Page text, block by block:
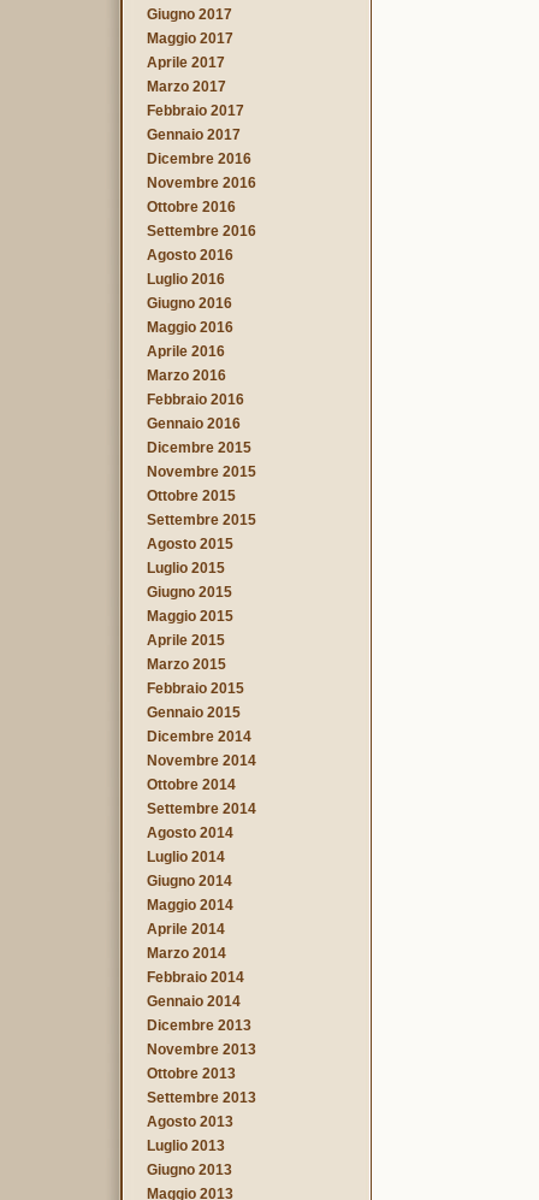
Giugno 2017
Maggio 2017
Aprile 2017
Marzo 2017
Febbraio 2017
Gennaio 2017
Dicembre 2016
Novembre 2016
Ottobre 2016
Settembre 2016
Agosto 2016
Luglio 2016
Giugno 2016
Maggio 2016
Aprile 2016
Marzo 2016
Febbraio 2016
Gennaio 2016
Dicembre 2015
Novembre 2015
Ottobre 2015
Settembre 2015
Agosto 2015
Luglio 2015
Giugno 2015
Maggio 2015
Aprile 2015
Marzo 2015
Febbraio 2015
Gennaio 2015
Dicembre 2014
Novembre 2014
Ottobre 2014
Settembre 2014
Agosto 2014
Luglio 2014
Giugno 2014
Maggio 2014
Aprile 2014
Marzo 2014
Febbraio 2014
Gennaio 2014
Dicembre 2013
Novembre 2013
Ottobre 2013
Settembre 2013
Agosto 2013
Luglio 2013
Giugno 2013
Maggio 2013